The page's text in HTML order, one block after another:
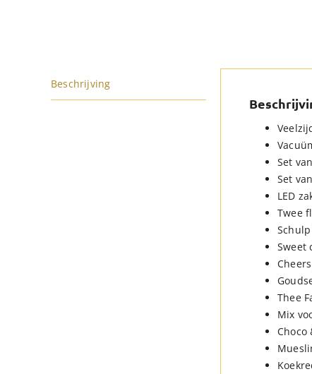
Beschrijving
Set
Set
LED
Twee
Sweet
Thee
Mix
Choco